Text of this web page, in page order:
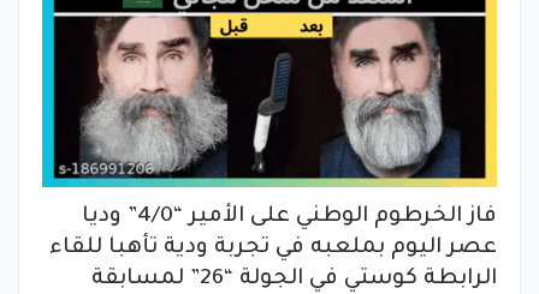
فاز الخرطوم الوطني على الأمير “4/0” وديا
عصر اليوم بملعبه في تجربة ودية تأهبا للقاء
الرابطة كوستي في الجولة “26” لمسابقة